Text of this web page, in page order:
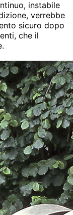
instabile
verrebbe
sicuro dopo
che il